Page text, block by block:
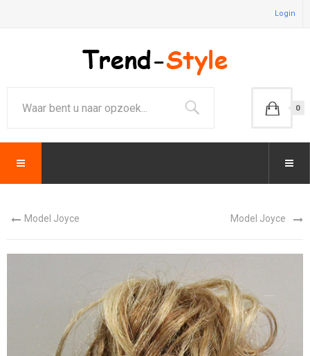
Login
0
Model Joyce Model Joyce